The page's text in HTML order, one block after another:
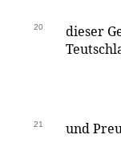
20
dieser
21 und